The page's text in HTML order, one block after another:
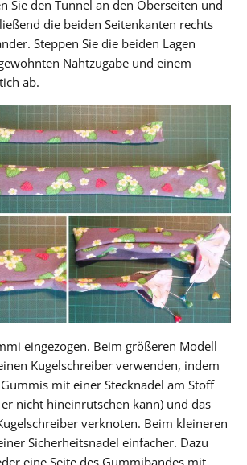
Sie den Tunnel an den Oberseiten und
die beiden Seitenkanten rechts
Steppen Sie die beiden Lagen
Nahtzugabe und einem
ab.
eingezogen. Beim größeren Modell
Kugelschreiber verwenden, indem
mit einer Stecknadel am Stoff
nicht hineinrutschen kann) und das
verknoten. Beim kleineren
Sicherheitsnadel einfacher. Dazu
eine Seite des Gummibandes mit